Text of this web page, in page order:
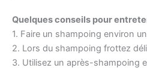
Quelques conseils pour
1. Faire un shampoing environ
2. Lors du shampoing frottez
3. Utilisez un après-shampoing